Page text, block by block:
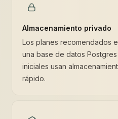
Almacenamiento privado
Los planes recomendados
una base de datos
iniciales usan
rápido.